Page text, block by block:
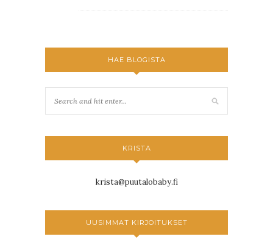
HAE BLOGISTA
KRISTA
krista@puutalobaby.fi
UUSIMMAT KIRJOITUKSET